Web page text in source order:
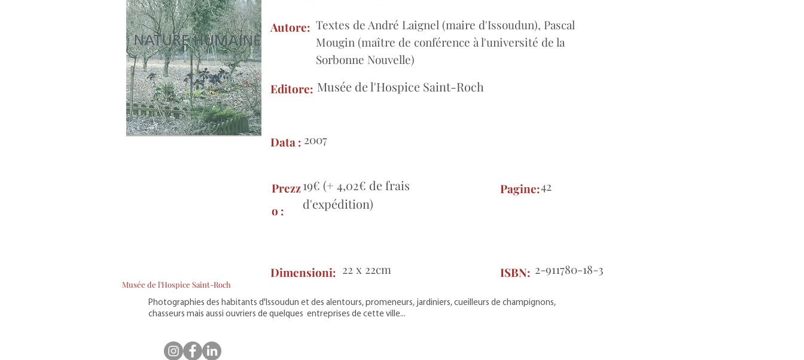
Autore: Textes de André Laignel (maire d'Issoudun), Pascal
Mougin (maître de conférence à l'université de la
Sorbonne Nouvelle)
Musée de l'Hospice Saint-Roch
Editore:
2007
Data :
19€ (+ 4,02€ de frais
d'expédition)
Prezz
o :
42
Pagine:
Musée de l'Hospice Saint-Roch
22 x 22cm
Dimensioni: 2-911780-18-3
ISBN:
Photographies des habitants d'Issoudun et des alentours, promeneurs, jardiniers, cueilleurs de champignons,
chasseurs mais aussi ouvriers de quelques entreprises de cette ville...